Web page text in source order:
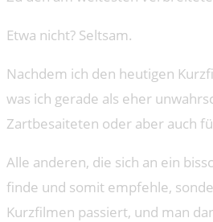
Etwa nicht? Seltsam.
Nachdem ich den heutigen
was ich gerade als eher
Zartbesaiteten oder aber auch
Alle anderen, die sich an ein
finde und somit empfehle,
Kurzfilmen passiert, und man